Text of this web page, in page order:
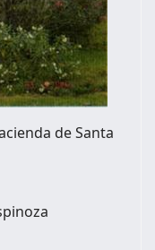
de Santa